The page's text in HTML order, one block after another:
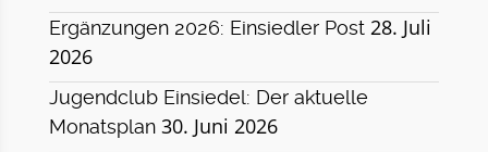
Ergänzungen 2026: Einsiedler Post 28. Juli
2026
Jugendclub Einsiedel: Der aktuelle
Monatsplan 30. Juni 2026